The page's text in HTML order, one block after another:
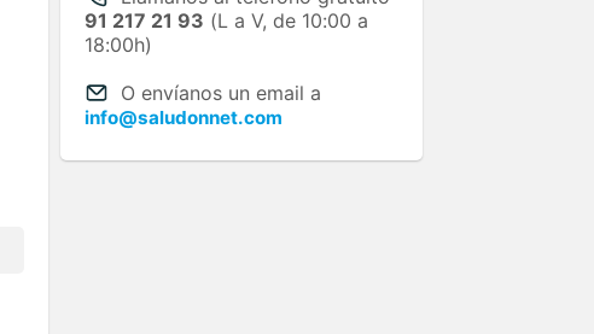
91 217 21 93 (L a V, de 10:00 a
18:00h)
O envíanos un email a
info@saludonnet.com